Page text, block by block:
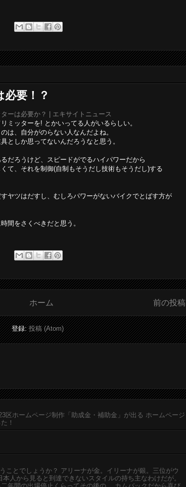
要！？
ーは必要か？ | エキサイトニュース
ミッターを! とかいってる人がいるらしい。
は、自分がのらない人なんだよね。
としか思ってないんだろうなと思う。
だろうけど、スピードがでるハイパワーだから
て、それを制御(自制もそうだし技術もそうだし)する
ヤツはだすし、むしろパワーがないバイクでとばす方が
間をさくべきだと思う。
前の投稿
ホーム
登録:投稿 (Atom)
区ホームページ制作「助成金・補助金」が出る ホームページ
！
とでしょうか？ アリーナが金。イリーナが銀。三位がウ
人から見ると到達できないスタイルの持ち主なわけだが。